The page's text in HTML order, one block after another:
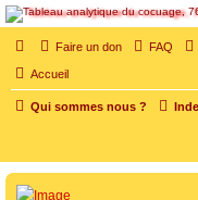
SOS cocu
SOS cocu est une association loi
Pouvoir parler, se confier, recevoir
Faire un don FAQ
Accueil
Qui sommes nous ?